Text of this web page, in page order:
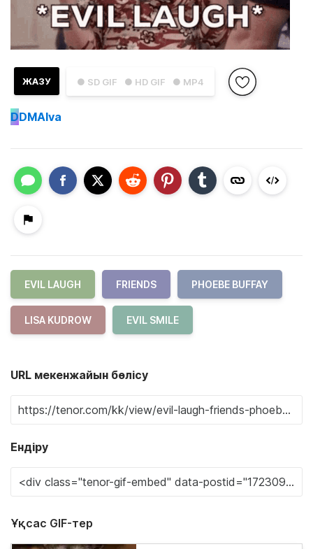
● SD GIF ● HD GIF ● MP4
ЖАЗУ
DDMAlva
EVIL LAUGH FRIENDS PHOEBE BUFFAY
LISA KUDROW EVIL SMILE
URL мекенжайын бөлісу
Ендіру
Ұқсас GIF-тер